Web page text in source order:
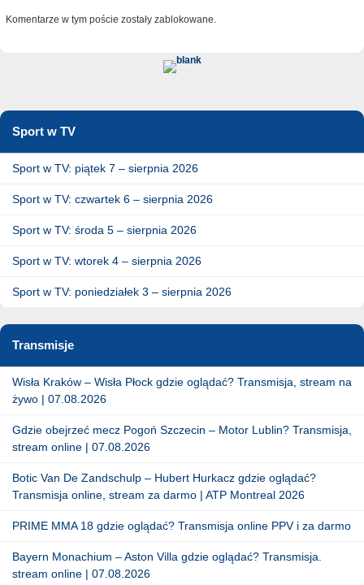
Komentarze w tym poście zostały zablokowane.
Sport w TV
Sport w TV: piątek 7 – sierpnia 2026
Sport w TV: czwartek 6 – sierpnia 2026
Sport w TV: środa 5 – sierpnia 2026
Sport w TV: wtorek 4 – sierpnia 2026
Sport w TV: poniedziałek 3 – sierpnia 2026
Transmisje
Wisła Kraków – Wisła Płock gdzie oglądać? Transmisja, stream na
żywo | 07.08.2026
Gdzie obejrzeć mecz Pogoń Szczecin – Motor Lublin? Transmisja,
stream online | 07.08.2026
Botic Van De Zandschulp – Hubert Hurkacz gdzie oglądać?
Transmisja online, stream za darmo | ATP Montreal 2026
PRIME MMA 18 gdzie oglądać? Transmisja online PPV i za darmo
Bayern Monachium – Aston Villa gdzie oglądać? Transmisja.
stream online | 07.08.2026